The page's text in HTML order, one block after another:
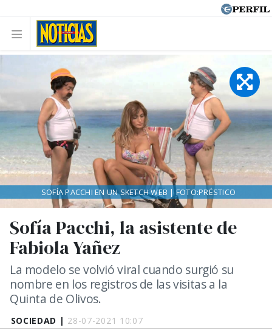
SOCIEDAD | 28-07-2021 10:07
Sofía Pacchi, la asistente de
Fabiola Yañez
La modelo se volvió viral cuando surgió su
nombre en los registros de las visitas a la
Quinta de Olivos.
SOFÍA PACCHI EN UN SKETCH WEB | FOTO:PRÉSTICO